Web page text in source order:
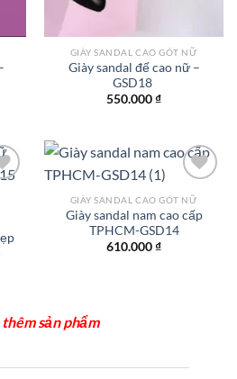
GIÀY SANDAL CAO GÓT NỮ
Giày sandal đế cao nữ –
GSD18
550.000₫
Add to
GIÀY SANDAL CAO GÓT NỮ
Giày sandal nam cao cấp
TPHCM-GSD14
610.000₫
sản phẩm